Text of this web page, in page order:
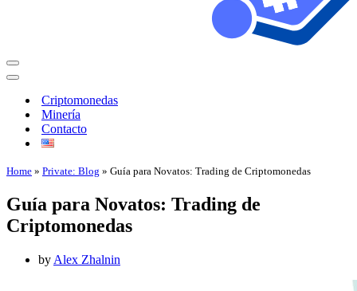
Criptomonedas
Minería
Contacto
Home » Private: Blog » Guía para Novatos: Trading de Criptomonedas
Guía para Novatos: Trading de
Criptomonedas
by Alex Zhalnin